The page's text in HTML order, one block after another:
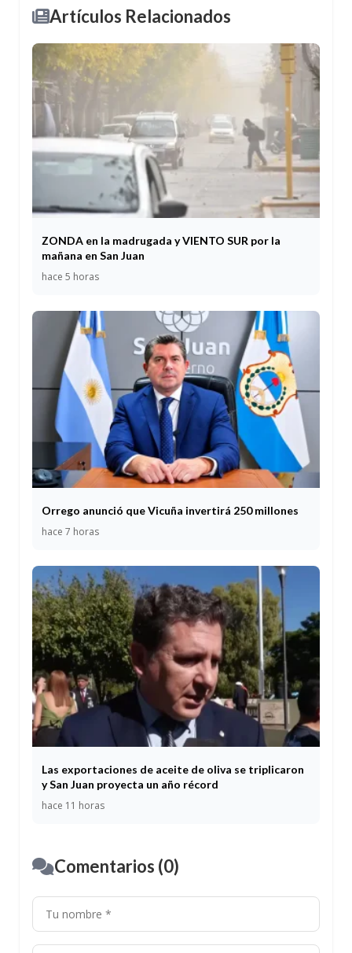
Artículos Relacionados
ZONDA en la madrugada y VIENTO SUR por la
mañana en San Juan
hace 5 horas
Orrego anunció que Vicuña invertirá 250 millones
hace 7 horas
Las exportaciones de aceite de oliva se triplicaron
y San Juan proyecta un año récord
hace 11 horas
Comentarios (0)